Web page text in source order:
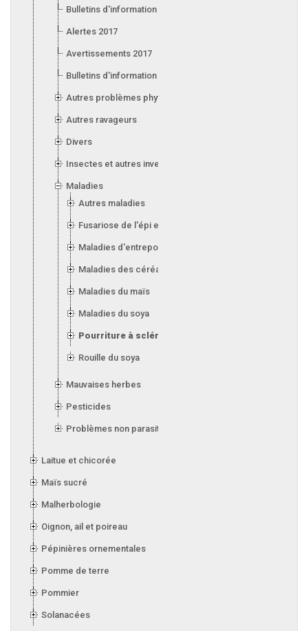
Bulletins d'information 2018
Alertes 2017
Avertissements 2017
Bulletins d'information 2017
Autres problèmes phytosanitaires
Autres ravageurs
Divers
Insectes et autres invertébrés
Maladies
Autres maladies
Fusariose de l'épi et de l'orge
Maladies d'entreposage (silos)
Maladies des céréales
Maladies du maïs
Maladies du soya
Pourriture à sclérotes
Rouille du soya
Mauvaises herbes
Pesticides
Problèmes non parasitaires
Laitue et chicorée
Maïs sucré
Malherbologie
Oignon, ail et poireau
Pépinières ornementales
Pomme de terre
Pommier
Solanacées